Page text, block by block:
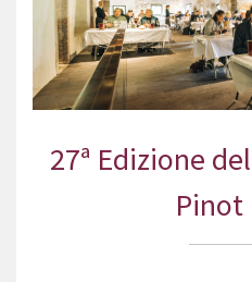
27ª Edizione
Pinot